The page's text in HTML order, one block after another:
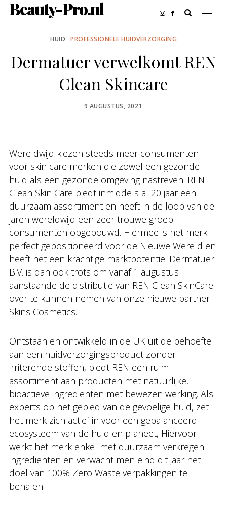
Beauty-Pro.nl
HUID PROFESSIONELE HUIDVERZORGING
Dermatuer verwelkomt REN
Clean Skincare
POSTED
9 AUGUSTUS, 2021
Wereldwijd kiezen steeds meer consumenten
voor skin care merken die zowel een gezonde
huid als een gezonde omgeving nastreven. REN
Clean Skin Care biedt inmiddels al 20 jaar een
duurzaam assortiment en heeft in de loop van de
jaren wereldwijd een zeer trouwe groep
consumenten opgebouwd. Hiermee is het merk
perfect gepositioneerd voor de Nieuwe Wereld en
heeft het een krachtige marktpotentie. Dermatuer
B.V. is dan ook trots om vanaf 1 augustus
aanstaande de distributie van REN Clean SkinCare
over te kunnen nemen van onze nieuwe partner
Skins Cosmetics.
Ontstaan en ontwikkeld in de UK uit de behoefte
aan een huidverzorgingsproduct zonder
irriterende stoffen, biedt REN een ruim
assortiment aan producten met natuurlijke,
bioactieve ingrediënten met bewezen werking. Als
experts op het gebied van de gevoelige huid, zet
het merk zich actief in voor een gebalanceerd
ecosysteem van de huid en planeet, Hiervoor
werkt het merk enkel met duurzaam verkregen
ingrediënten en verwacht men eind dit jaar het
doel van 100% Zero Waste verpakkingen te
behalen.